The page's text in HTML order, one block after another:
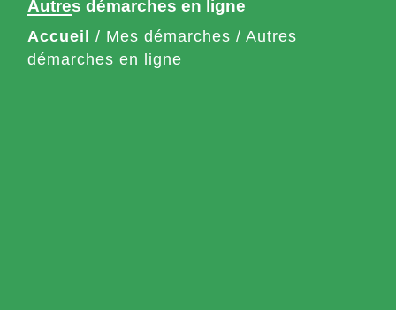
Autres démarches en ligne
Accueil / Mes démarches / Autres
démarches en ligne